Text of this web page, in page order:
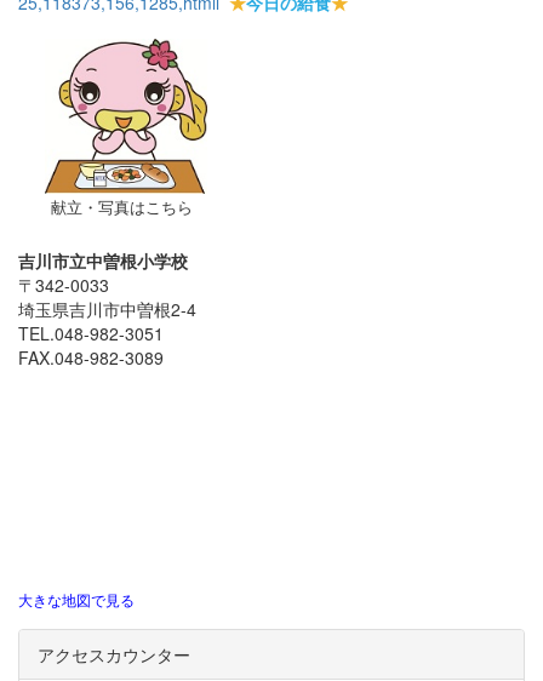
献立・写真はこちら
吉川市立中曽根小学校
〒342-0033
埼玉県吉川市中曽根2-4
TEL.048-982-3051
FAX.048-982-3089
大きな地図で見る
アクセスカウンター